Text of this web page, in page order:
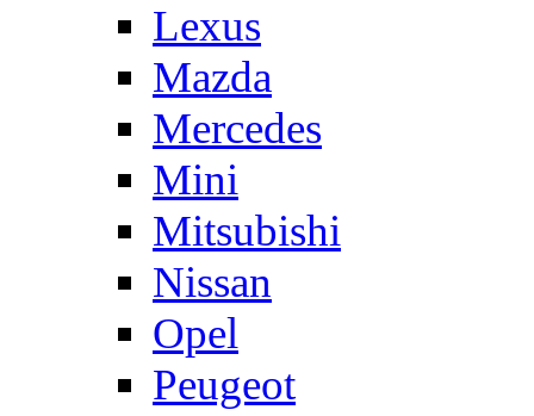
Lexus
Mazda
Mercedes
Mini
Mitsubishi
Nissan
Opel
Peugeot